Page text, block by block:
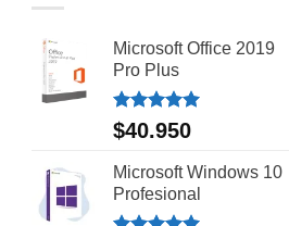
Microsoft Office 2019
Pro Plus
Valorado
con5.00
$40.950
Microsoft Windows 10
Profesional